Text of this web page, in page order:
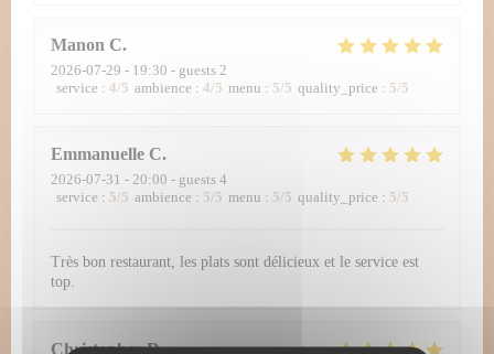
Manon C
2026-07-29 - 19:30 - guests 2
service : 4/5 ambience : 4/5 menu : 5/5 quality_price : 5/5
Emmanuelle C
2026-07-31 - 20:00 - guests 4
service : 5/5 ambience : 5/5 menu : 5/5 quality_price : 5/5
Très bon restaurant, les plats sont délicieux et le service est
top.
Christopher D